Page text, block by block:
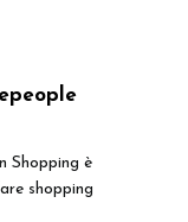
Shopping è
shopping